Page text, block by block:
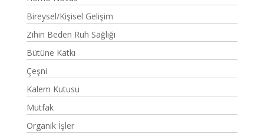
Bireysel/Kişisel Gelişim
Zihin Beden Ruh Sağlığı
Bütüne Katkı
Çeşni
Kalem Kutusu
Mutfak
Organik İşler